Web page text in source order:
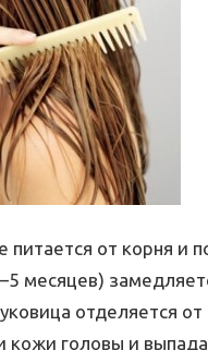
питается от корня и
месяцев)
отделяется
кожи головы и